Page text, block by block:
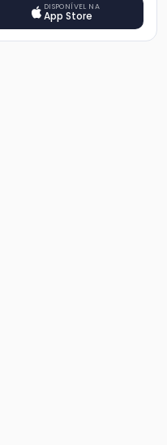
DISPONÍVEL NA
App Store